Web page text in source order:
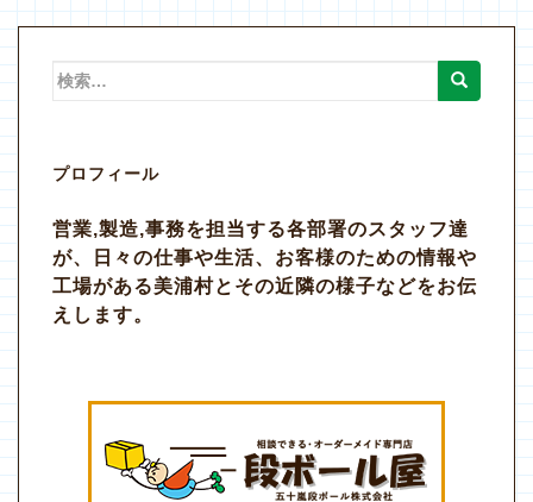
検
プロフィール
営業,製造,事務を担当する各部署のスタッフ達
が、日々の仕事や生活、お客様のための情報や
工場がある美浦村とその近隣の様子などをお伝
えします。